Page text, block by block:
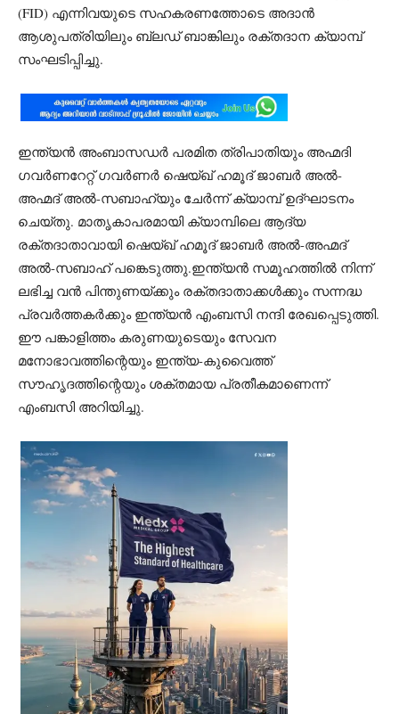
(FID) എന്നിവയുടെ സഹകരണത്തോടെ അദാൻ
ആശുപത്രിയിലും ബ്ലഡ് ബാങ്കിലും രക്തദാന ക്യാമ്പ്
സംഘടിപ്പിച്ചു.
ഇന്ത്യൻ അംബാസഡർ പരമിത ത്രിപാതിയും അഹ്മദി
ഗവർണറേറ്റ് ഗവർണർ ഷെയ്ഖ് ഹമൂദ് ജാബർ അൽ-
അഹ്മദ് അൽ-സബാഹ്യും ചേർന്ന് ക്യാമ്പ് ഉദ്ഘാടനം
ചെയ്തു. മാതൃകാപരമായി ക്യാമ്പിലെ ആദ്യ
രക്തദാതാവായി ഷെയ്ഖ് ഹമൂദ് ജാബർ അൽ-അഹ്മദ്
അൽ-സബാഹ് പങ്കെടുത്തു.ഇന്ത്യൻ സമൂഹത്തിൽ നിന്ന്
ലഭിച്ച വൻ പിന്തുണയ്ക്കും രക്തദാതാക്കൾക്കും സന്നദ്ധ
പ്രവർത്തകർക്കും ഇന്ത്യൻ എംബസി നന്ദി രേഖപ്പെടുത്തി.
ഈ പങ്കാളിത്തം കരുണയുടെയും സേവന
മനോഭാവത്തിന്റെയും ഇന്ത്യ-കുവൈത്ത്
സൗഹൃദത്തിന്റെയും ശക്തമായ പ്രതീകമാണെന്ന്
എംബസി അറിയിച്ചു.